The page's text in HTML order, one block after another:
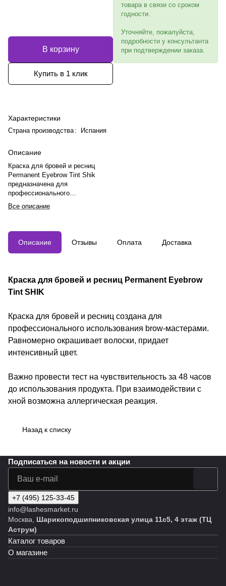
В корзину
Купить в 1 клик
Характеристики
Страна производства : Испания
Описание
Краска для бровей и ресниц
Permanent Eyebrow Tint Shik
предназначена для
профессионального
использования, равномерно
окрашивает волоски и придает
чувствительность за 48 часов до
Все описание
товара в связи со сроком
годности.
Уточняйте, пожалуйста,
подробности у консультанта
при подтверждении заказа.
Описание Отзывы Оплата Доставка
Краска для бровей и ресниц Permanent Eyebrow
Tint SHIK
Краска для бровей и ресниц создана для
профессионального использования brow-мастерами.
Равномерно окрашивает волоски, придает
интенсивный цвет.
Важно провести тест на чувствительность за 48 часов
до использования продукта. При взаимодействии с
хной возможна аллергическая реакция.
Назад к списку
Подписаться на новости и акции
+7 (495) 125-33-45
info@lashesmarket.ru
Москва, Шарикоподшипниковская улица 11с5, 4 этаж (ТЦ
Аструм)
Каталог товаров
О магазине